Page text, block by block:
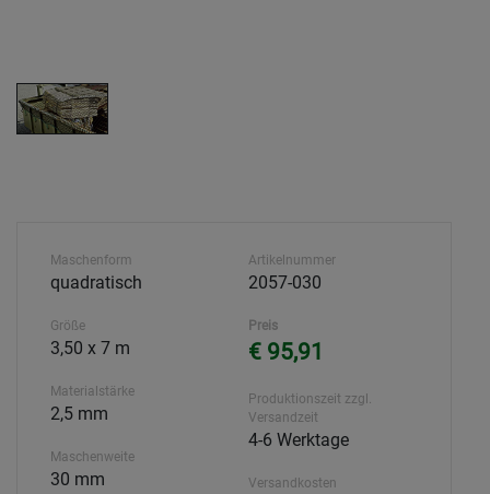
Maschenform
quadratisch
Größe
3,50 x 7 m
Materialstärke
2,5 mm
Maschenweite
30 mm
Artikelnummer
2057-030
Preis
€ 95,91
Produktionszeit zzgl.
Versandzeit
4-6 Werktage
Versandkosten